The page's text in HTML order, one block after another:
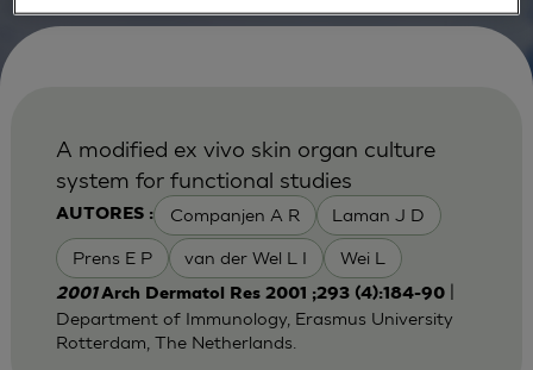
AUTORES : Companjen A R Laman J D
Prens E P van der Wel L I Wei L
A modified ex vivo skin organ culture
system for functional studies
2001Arch Dermatol Res 2001 ;293 (4):184-90|
Department of Immunology, Erasmus University
Rotterdam, The Netherlands.